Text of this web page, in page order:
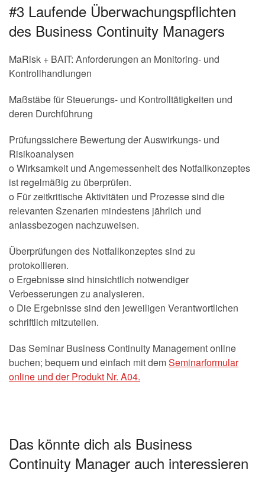
#3 Laufende Überwachungspflichten
des Business Continuity Managers
MaRisk + BAIT: Anforderungen an Monitoring- und
Kontrollhandlungen
Maßstäbe für Steuerungs- und Kontrolltätigkeiten und
deren Durchführung
Prüfungssichere Bewertung der Auswirkungs- und
Risikoanalysen
o Wirksamkeit und Angemessenheit des Notfallkonzeptes
ist regelmäßig zu überprüfen.
o Für zeitkritische Aktivitäten und Prozesse sind die
relevanten Szenarien mindestens jährlich und
anlassbezogen nachzuweisen.
Überprüfungen des Notfallkonzeptes sind zu
protokollieren.
o Ergebnisse sind hinsichtlich notwendiger
Verbesserungen zu analysieren.
o Die Ergebnisse sind den jeweiligen Verantwortlichen
schriftlich mitzuteilen.
Das Seminar Business Continuity Management online
buchen; bequem und einfach mit demSeminarformular
online und der Produkt Nr. A04.
Das könnte dich als Business
Continuity Manager auch interessieren